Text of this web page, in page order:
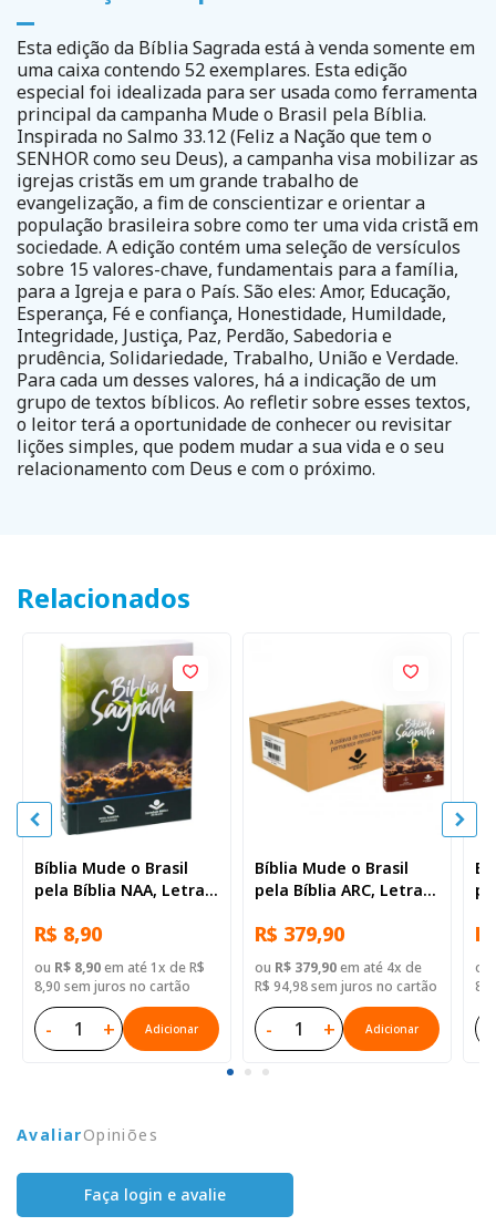
Esta edição da Bíblia Sagrada está à venda somente em
uma caixa contendo 52 exemplares. Esta edição
especial foi idealizada para ser usada como ferramenta
principal da campanha Mude o Brasil pela Bíblia.
Inspirada no Salmo 33.12 (Feliz a Nação que tem o
SENHOR como seu Deus), a campanha visa mobilizar as
igrejas cristãs em um grande trabalho de
evangelização, a fim de conscientizar e orientar a
população brasileira sobre como ter uma vida cristã em
sociedade. A edição contém uma seleção de versículos
sobre 15 valores-chave, fundamentais para a família,
para a Igreja e para o País. São eles: Amor, Educação,
Esperança, Fé e confiança, Honestidade, Humildade,
Integridade, Justiça, Paz, Perdão, Sabedoria e
prudência, Solidariedade, Trabalho, União e Verdade.
Para cada um desses valores, há a indicação de um
grupo de textos bíblicos. Ao refletir sobre esses textos,
o leitor terá a oportunidade de conhecer ou revisitar
lições simples, que podem mudar a sua vida e o seu
relacionamento com Deus e com o próximo.
Relacionados
Bíblia Mude o Brasil
pela Bíblia NAA, Letra
Ilustrada: Verde escuro
R$ 8,90
ou R$ 8,90em até 1x de R$
8,90 sem juros no cartão
- + Adicionar
Bíblia Mude o Brasil
pela Bíblia ARC, Letra
— 52 Biblias
R$ 379,90
ou R$ 379,90em até 4x de
R$ 94,98 sem juros no cartão
- + Adicionar
ou
AvaliarOpiniões
Faça login e avalie